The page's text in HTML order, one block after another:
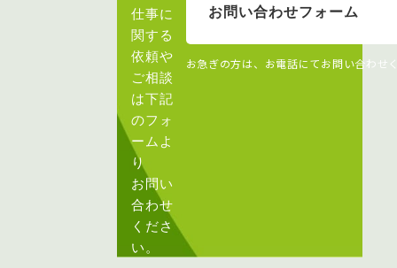
仕事に
関する
依頼や
ご相談
は下記
のフォ
ームよ
り
お問い
合わせ
くださ
い。
お問い合わせフォーム
お急ぎの方は、お電話にてお問い合わせ